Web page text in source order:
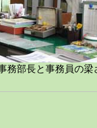
務部長と事務員の梁